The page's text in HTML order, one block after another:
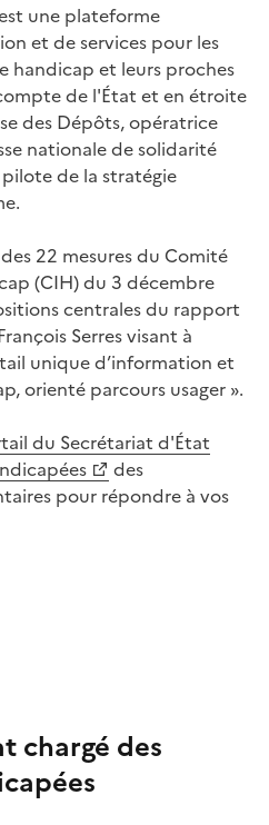
une plateforme
et de services pour les
handicap et leurs proches
de l'État et en étroite
des Dépôts, opératrice
nationale de solidarité
de la stratégie
22 mesures du Comité
(CIH) du 3 décembre
centrales du rapport
Serres visant à
unique d’information et
orienté parcours usager ».
du Secrétariat d'État
des
pour répondre à vos
chargé des